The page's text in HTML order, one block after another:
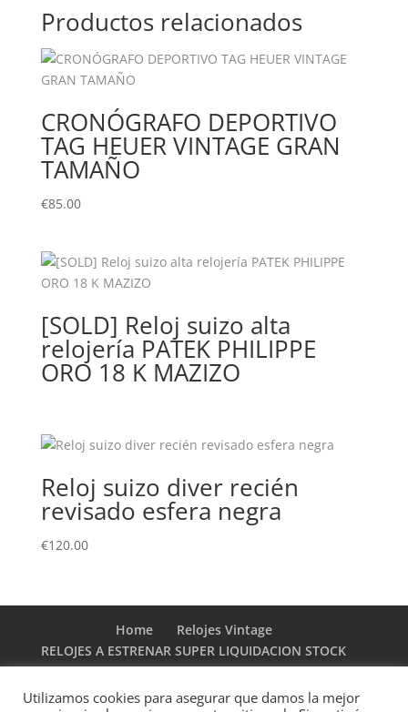
Productos relacionados
CRONÓGRAFO DEPORTIVO
TAG HEUER VINTAGE GRAN
TAMAÑO
€85.00
[SOLD] Reloj suizo alta
relojería PATEK PHILIPPE
ORO 18 K MAZIZO
Reloj suizo diver recién
revisado esfera negra
€120.00
Home
Relojes Vintage
RELOJES A ESTRENAR SUPER LIQUIDACION STOCK
DE RELOJERIA
Tienda de correas y armis a estrenar
Utilizamos cookies para asegurar que damos la mejor